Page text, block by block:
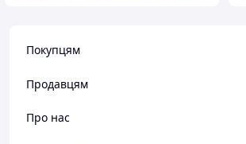
Покупцям
Продавцям
Про нас